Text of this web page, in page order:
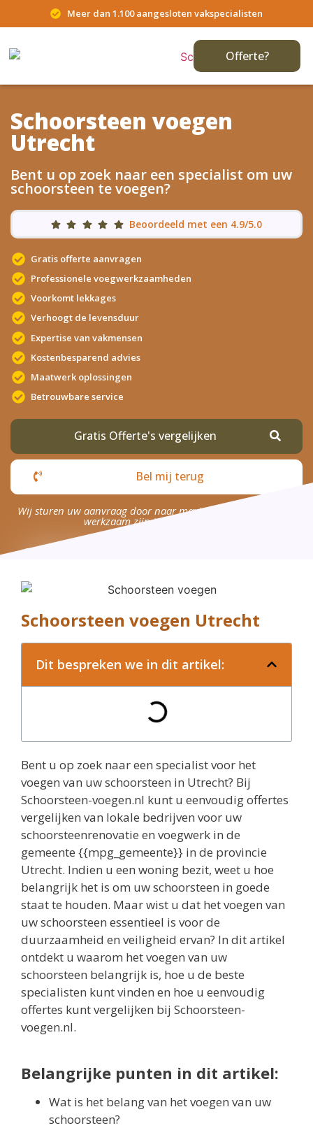
Meer dan 1.100 aangesloten vakspecialisten
Offerte?
Schoorsteen voegen
Utrecht
Bent u op zoek naar een specialist om uw
schoorsteen te voegen?
Beoordeeld met een 4.9/5.0
Gratis offerte aanvragen
Professionele voegwerkzaamheden
Voorkomt lekkages
Verhoogt de levensduur
Expertise van vakmensen
Kostenbesparend advies
Maatwerk oplossingen
Betrouwbare service
Gratis Offerte's vergelijken
Bel mij terug
Wij sturen uw aanvraag door naar maximaal 4 bedrijven die
werkzaam zijn in uw omgeving.
Schoorsteen voegen Utrecht
Dit bespreken we in dit artikel:
Bent u op zoek naar een specialist voor het
voegen van uw schoorsteen in Utrecht? Bij
Schoorsteen-voegen.nl kunt u eenvoudig offertes
vergelijken van lokale bedrijven voor uw
schoorsteenrenovatie en voegwerk in de
gemeente {{mpg_gemeente}} in de provincie
Utrecht. Indien u een woning bezit, weet u hoe
belangrijk het is om uw schoorsteen in goede
staat te houden. Maar wist u dat het voegen van
uw schoorsteen essentieel is voor de
duurzaamheid en veiligheid ervan? In dit artikel
ontdekt u waarom het voegen van uw
schoorsteen belangrijk is, hoe u de beste
specialisten kunt vinden en hoe u eenvoudig
offertes kunt vergelijken bij Schoorsteen-
voegen.nl.
Belangrijke punten in dit artikel:
Wat is het belang van het voegen van uw
schoorsteen?